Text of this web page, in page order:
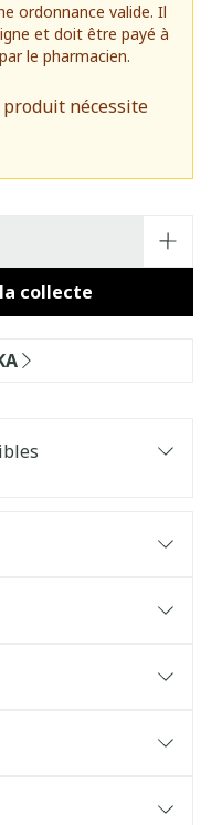
ordonnance valide. Il
et doit être payé à
le pharmacien.
produit nécessite
collecte